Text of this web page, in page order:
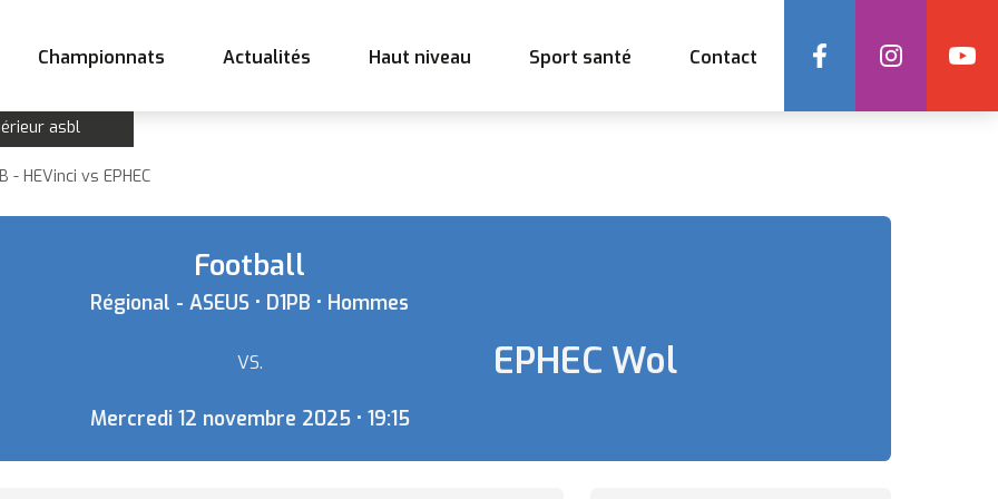
Championnats Actualités Haut niveau Sport santé Contact
Social
asbl
- HEVinci vs EPHEC
Football
Régional - ASEUS • D1PB • Hommes
VS. EPHEC Wol
Mercredi 12 novembre 2025 • 19:15